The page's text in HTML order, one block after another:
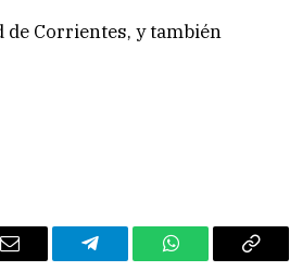
de Corrientes, y también
Email Telegram WhatsAppCopy